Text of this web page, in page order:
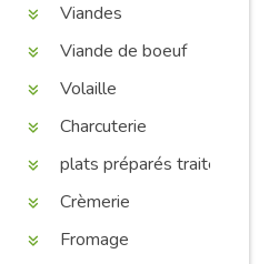
Viandes
Viande de boeuf
Volaille
Charcuterie
plats préparés traiteur
Crèmerie
Fromage